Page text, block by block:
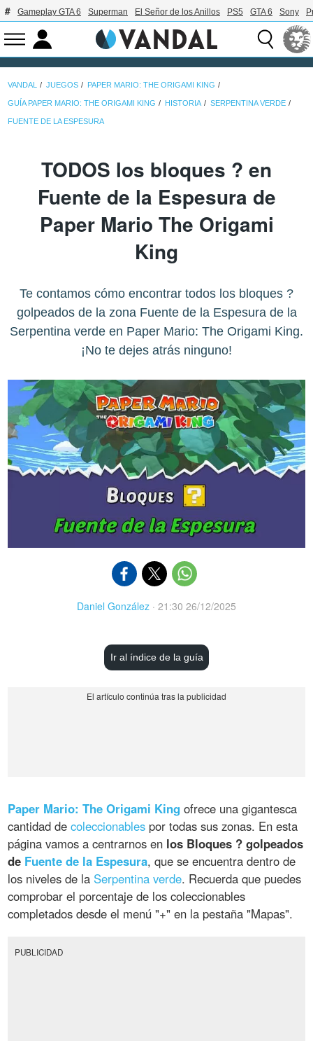
Gameplay GTA 6 Superman El Señor de los Anillos PS5 GTA 6 Sony
VANDAL JUEGOS PAPER MARIO: THE ORIGAMI KING
GUÍA PAPER MARIO: THE ORIGAMI KING HISTORIA SERPENTINA VERDE
FUENTE DE LA ESPESURA
TODOS los bloques ? en
Fuente de la Espesura de
Paper Mario The Origami
King
Te contamos cómo encontrar todos los bloques ?
golpeados de la zona Fuente de la Espesura de la
Serpentina verde en Paper Mario: The Origami King.
¡No te dejes atrás ninguno!
Daniel González · 21:30 26/12/2025
Ir al índice de la guía
Paper Mario: The Origami King ofrece una gigantesca
cantidad decoleccionables por todas sus zonas. En esta
página vamos a centrarnos en los Bloques ? golpeados
de Fuente de la Espesura, que se encuentra dentro de
los niveles de la Serpentina verde. Recuerda que puedes
comprobar el porcentaje de los coleccionables
completados desde el menú "+" en la pestaña "Mapas".
PUBLICIDAD